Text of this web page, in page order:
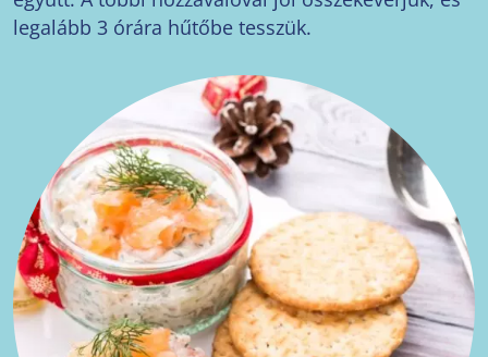
legalább 3 órára hűtőbe tesszük.